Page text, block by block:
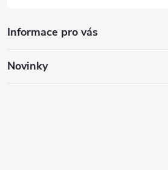
Informace pro vás
Novinky